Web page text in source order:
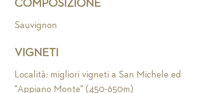
COMPOSIZIONE
Sauvignon
VIGNETI
Località: migliori vigneti a San Michele ed
"Appiano Monte" (450-650m)